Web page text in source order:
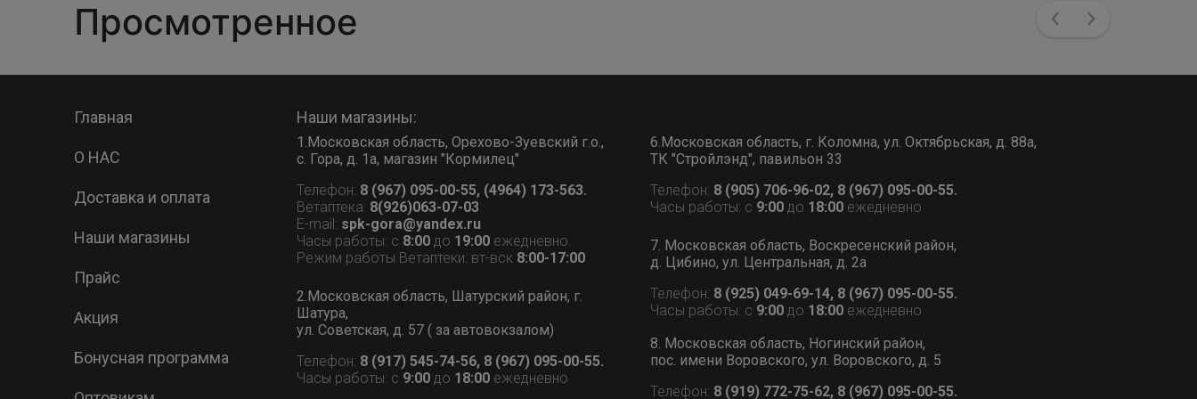
Просмотренное PreviousNext
Главная
О НАС
Доставка и оплата
Наши магазины
Прайс
Акция
Бонусная программа
Наши магазины:
1.Московская область, Орехово-Зуевский г.о.,
с. Гора, д. 1а, магазин "Кормилец"
Телефон: 8 (967) 095-00-55, (4964) 173-563.
Ветаптека: 8(926)063-07-03
E-mail: spk-gora@yandex.ru
Часы работы: с 8:00до 19:00ежедневно.
Режим работы Ветаптеки: вт-вск 8:00-17:00
2.Московская область, Шатурский район, г.
Шатура,
ул. Советская, д. 57 ( за автовокзалом)
Телефон: 8 (917) 545-74-56, 8 (967) 095-00-55.
Часы работы: с 9:00до 18:00ежедневно
6.Московская область, г. Коломна, ул. Октябрьская, д. 88а,
ТК "Стройлэнд", павильон 33
Телефон: 8 (905) 706-96-02, 8 (967) 095-00-55.
Часы работы: с 9:00 до 18:00 ежедневно
7. Московская область, Воскресенский район,
д. Цибино, ул. Центральная, д. 2а
Телефон: 8 (925) 049-69-14, 8 (967) 095-00-55.
Часы работы: с 9:00 до 18:00 ежедневно
8. Московская область, Ногинский район,
пос. имени Воровского, ул. Воровского, д. 5
Телефон: 8 (919) 772-75-62, 8 (967) 095-00-55.